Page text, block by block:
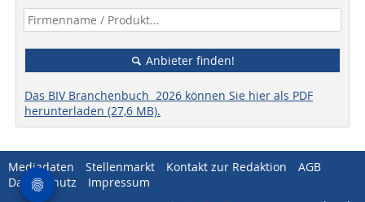
Anbieter finden!
Das BIV Branchenbuch 2026 können Sie hier als PDF
herunterladen (27,6 MB).
Mediadaten Stellenmarkt Kontakt zur Redaktion
AGB
Datenschutz
Impressum